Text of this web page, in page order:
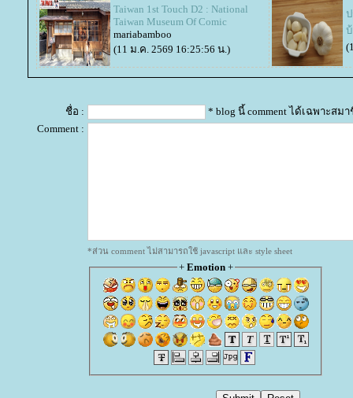
Taiwan 1st Touch D2 : National
Taiwan Museum Of Comic
mariabamboo
(11 ม.ค. 2569 16:25:56 น.)
ชื่อ :
* blog นี้ comment ได้เฉพาะสม
Comment :
*ส่วน comment ไม่สามารถใช้ javascript และ style sheet
+ Emotion+